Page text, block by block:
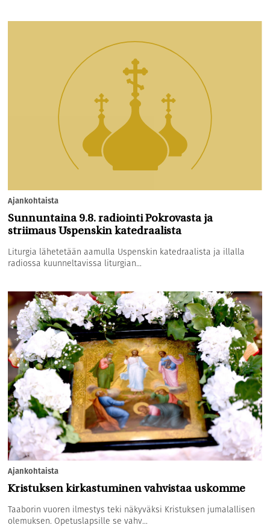
Ajankohtaista
Sunnuntaina 9.8. radiointi Pokrovasta ja
striimaus Uspenskin katedraalista
Liturgia lähetetään aamulla Uspenskin katedraalista ja illalla
radiossa kuunneltavissa liturgian...
Ajankohtaista
Kristuksen kirkastuminen vahvistaa uskomme
Taaborin vuoren ilmestys teki näkyväksi Kristuksen jumalallisen
olemuksen. Opetuslapsille se vahv...